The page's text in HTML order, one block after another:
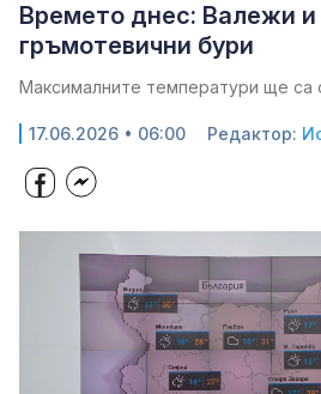
Времето днес: Валежи и
гръмотевични бури
Максималните температури ще са
17.06.2026 • 06:00 Редактор: